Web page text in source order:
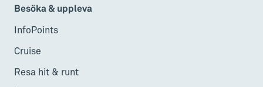
Besöka & uppleva
InfoPoints
Cruise
Resa hit & runt